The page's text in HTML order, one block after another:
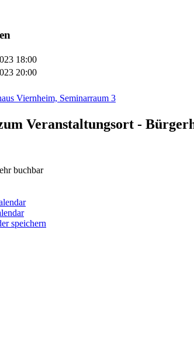
18:00
20:00
Viernheim, Seminarraum 3
Veranstaltungsort -
buchbar
speichern